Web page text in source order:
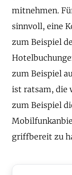
mitnehmen.
sinnvoll, eine
zum Beispiel
zum Beispiel
ist ratsam, die
zum Beispiel
griffbereit zu